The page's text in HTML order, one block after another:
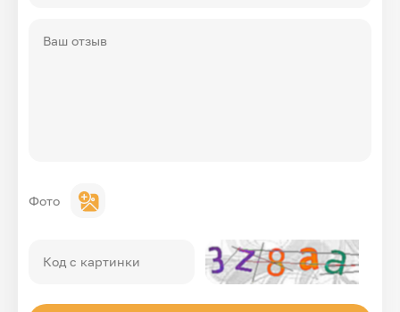
Ваш отзыв
Фото
Код с картинки